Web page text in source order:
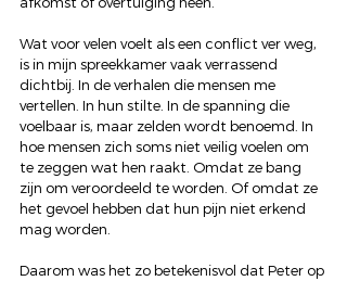
Wat voor velen voelt als een conflict ver weg,
is in mijn spreekkamer vaak verrassend
dichtbij. In de verhalen die mensen me
vertellen. In hun stilte. In de spanning die
voelbaar is, maar zelden wordt benoemd. In
hoe mensen zich soms niet veilig voelen om
te zeggen wat hen raakt. Omdat ze bang
zijn om veroordeeld te worden. Of omdat ze
het gevoel hebben dat hun pijn niet erkend
mag worden.
Daarom was het zo betekenisvol dat Peter op